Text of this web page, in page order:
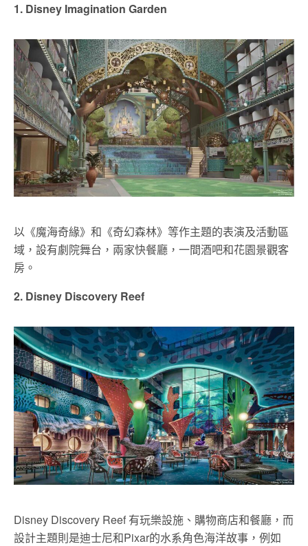
1. Disney Imagination Garden
以《魔海奇緣》和《奇幻森林》等作主題的表演及活動區
域，設有劇院舞台，兩家快餐廳，一間酒吧和花園景觀客
房。
2. Disney Discovery Reef
Disney Discovery Reef 有玩樂設施、購物商店和餐廳，而
設計主題則是迪士尼和Pixar的水系角色海洋故事，例如